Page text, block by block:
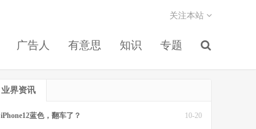
广告人 有意思 知识 专题
关注本站
业界资讯
10-20
iPhone12蓝色，翻车了？